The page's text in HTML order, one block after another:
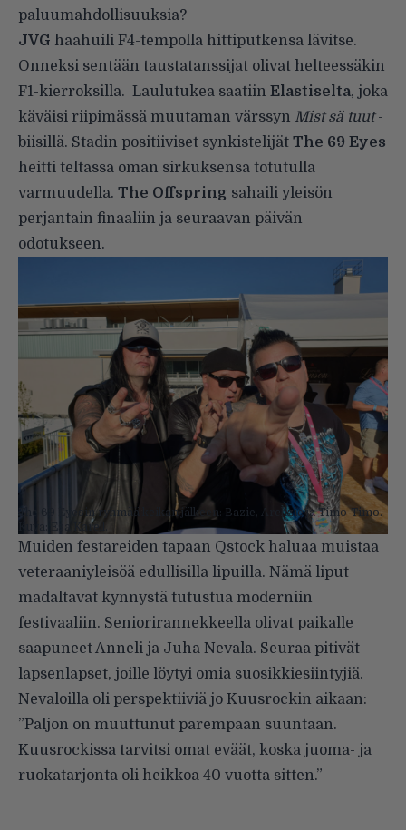
paluumahdollisuuksia?
JVG haahuili F4-tempolla hittiputkensa lävitse.
Onneksi sentään taustatanssijat olivat helteessäkin
F1-kierroksilla. Laulutukea saatiin Elastiselta, joka
käväisi riipimässä muutaman värssyn Mist sä tuut-
biisillä. Stadin positiiviset synkistelijät The 69 Eyes
heitti teltassa oman sirkuksensa totutulla
varmuudella. The Offspring sahaili yleisön
perjantain finaaliin ja seuraavan päivän
odotukseen.
The 69 Eyesin ryhmää keikan jälkeen: Bazie, Archzie ja Timo-Timo.
Kuva: Esa Karell.
Muiden festareiden tapaan Qstock haluaa muistaa
veteraaniyleisöä edullisilla lipuilla. Nämä liput
madaltavat kynnystä tutustua moderniin
festivaaliin. Seniorirannekkeella olivat paikalle
saapuneet Anneli ja Juha Nevala. Seuraa pitivät
lapsenlapset, joille löytyi omia suosikkiesiintyjiä.
Nevaloilla oli perspektiiviä jo Kuusrockin aikaan:
”Paljon on muuttunut parempaan suuntaan.
Kuusrockissa tarvitsi omat eväät, koska juoma- ja
ruokatarjonta oli heikkoa 40 vuotta sitten.”